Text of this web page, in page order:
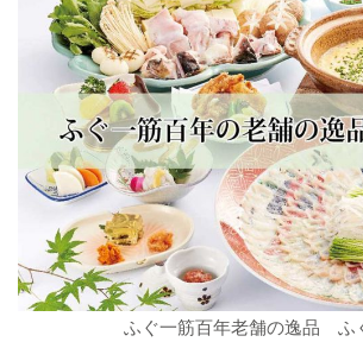
ふぐ一筋百年老舗の逸品 ふ